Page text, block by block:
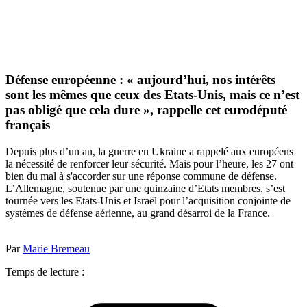
Défense européenne : « aujourd’hui, nos intérêts
sont les mêmes que ceux des Etats-Unis, mais ce n’est
pas obligé que cela dure », rappelle cet eurodéputé
français
Depuis plus d’un an, la guerre en Ukraine a rappelé aux européens
la nécessité de renforcer leur sécurité. Mais pour l’heure, les 27 ont
bien du mal à s'accorder sur une réponse commune de défense.
L’Allemagne, soutenue par une quinzaine d’Etats membres, s’est
tournée vers les Etats-Unis et Israël pour l’acquisition conjointe de
systèmes de défense aérienne, au grand désarroi de la France.
ParMarie Bremeau
Temps de lecture :